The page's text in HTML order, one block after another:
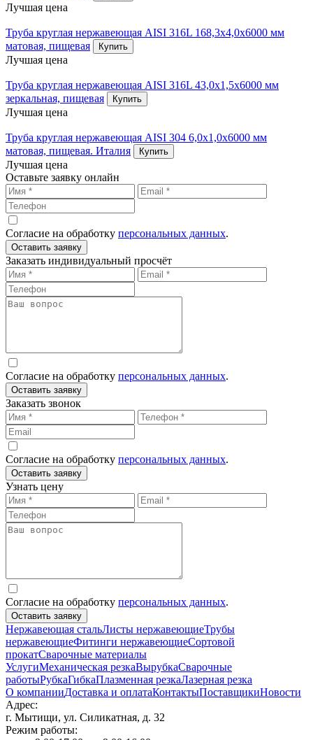
Лучшая цена
Труба круглая нержавеющая AISI 316L 168,3х4,0х6000 мм
матовая, пищевая
Купить
Лучшая цена
Труба круглая нержавеющая AISI 316L 43,0х1,5х6000 мм
зеркальная, пищевая
Купить
Лучшая цена
Труба круглая нержавеющая AISI 304 6,0х1,0х6000 мм
матовая, пищевая. Италия
Купить
Лучшая цена
Оставьте заявку онлайн
Согласие на обработку персональных данных.
Оставить заявку
Заказать индивидуальный просчёт
Согласие на обработку персональных данных.
Оставить заявку
Заказать звонок
Согласие на обработку персональных данных.
Оставить заявку
Узнать цену
Согласие на обработку персональных данных.
Оставить заявку
Нержавеющая стальЛисты нержавеющиеТрубы
нержавеющиеФитинги нержавеющиеСортовой
прокатСварочные материалы
УслугиМеханическая резкаВырубкаСварочные
работыРубкаГибкаПлазменная резкаЛазерная резка
О компанииДоставка и оплатаКонтактыПоставщикиНовости
Адрес:
г. Мытищи, ул. Силикатная, д. 32
Режим работы: